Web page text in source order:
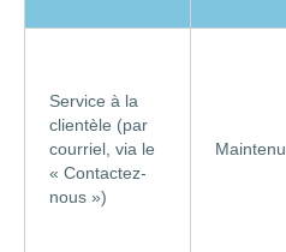
Service à la
clientèle (par
courriel, via le
« Contactez-
nous »)
Maintenu